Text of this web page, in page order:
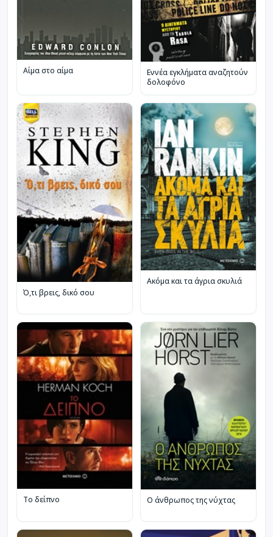
Αίμα στο αίμα
Εννέα εγκλήματα αναζητούν
δολοφόνο
Ό,τι βρεις, δικό σου
Ακόμα και τα άγρια σκυλιά
Το δείπνο Ο άνθρωπος της νύχτας